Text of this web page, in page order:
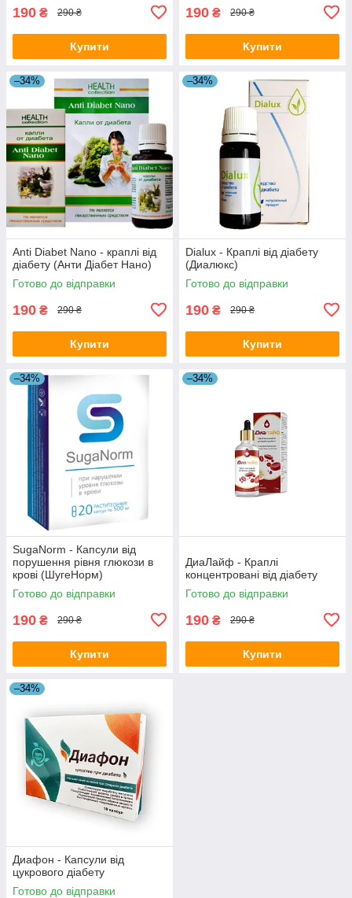
190 ₴ 290 ₴
Купити
190 ₴ 290 ₴
Купити
–34%
Anti Diabet Nano - краплі від
діабету (Анти Діабет Нано)
Готово до відправки
190 ₴ 290 ₴
Купити
–34%
Dialux - Краплі від діабету
(Диалюкс)
Готово до відправки
190 ₴ 290 ₴
Купити
–34%
SugaNorm - Капсули від
порушення рівня глюкози в
крові (ШугеНорм)
Готово до відправки
190 ₴ 290 ₴
Купити
–34%
ДиаЛайф - Краплі
концентровані від діабету
Готово до відправки
190 ₴ 290 ₴
Купити
–34%
Диафон - Капсули від
цукрового діабету
Готово до відправки